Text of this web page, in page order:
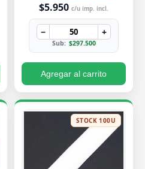
$5.950 c/u imp. incl.
− +
Sub: $297.500
Agregar al carrito
STOCK 100U